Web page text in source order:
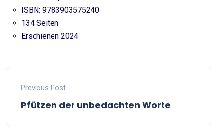
ISBN: 9783903575240
134 Seiten
Erschienen 2024
Previous Post
Pfützen der unbedachten Worte